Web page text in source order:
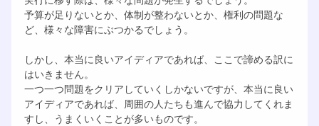
予算が足りないとか、体制が整わないとか、権利の問題な
ど、様々な障害にぶつかるでしょう。
しかし、本当に良いアイディアであれば、ここで諦める訳に
はいきません。
一つ一つ問題をクリアしていくしかないですが、本当に良い
アイディアであれば、周囲の人たちも進んで協力してくれま
すし、うまくいくことが多いものです。